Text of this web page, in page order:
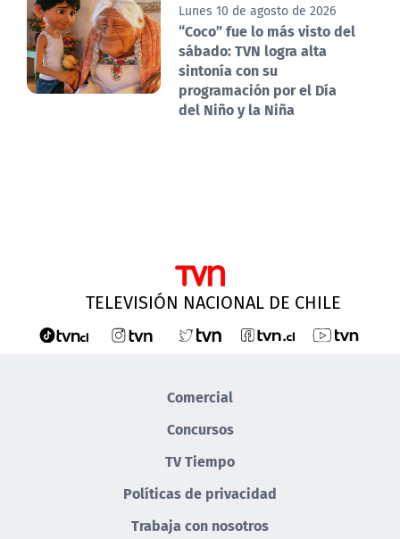
Lunes 10 de agosto de 2026
“Coco” fue lo más visto del
sábado: TVN logra alta
sintonía con su
programación por el Día
del Niño y la Niña
TELEVISIÓN NACIONAL DE CHILE
Comercial
Concursos
TV Tiempo
Políticas de privacidad
Trabaja con nosotros